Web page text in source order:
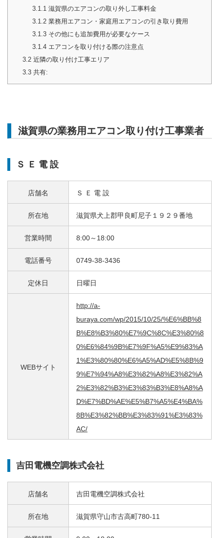
3.1.1 滋賀県のエアコンの取り外し工事料金
3.1.2業務用エアコン・家庭用エアコンの引き取り費用
3.1.3その他にも追加費用が必要なケース
3.1.4エアコンを取り付ける際の注意点
3.2近隣の取り付け工事エリア
3.3共有:
滋賀県の業務用エアコン取り付け工事業者
Ｓ Ｅ 電 設
店舗名 Ｓ Ｅ 電 設
所在地 滋賀県犬上郡甲良町尼子１９２９番地
営業時間 8:00～18:00
電話番号 0749-38-3436
定休日 日曜日
WEBサイト
http://a-
buraya.com/wp/2015/10/25/%E6%BB%8
B%E8%B3%80%E7%9C%8C%E3%80%8
0%E6%84%9B%E7%9F%A5%E9%83%A
1%E3%80%80%E6%A5%AD%E5%8B%9
9%E7%94%A8%E3%82%A8%E3%82%A
2%E3%82%B3%E3%83%B3%E8%A8%A
D%E7%BD%AE%E5%B7%A5%E4%BA%
8B%E3%82%BB%E3%83%91%E3%83%
AC/
吉田電機空調株式会社
店舗名 吉田電機空調株式会社
所在地 滋賀県守山市古高町780-11